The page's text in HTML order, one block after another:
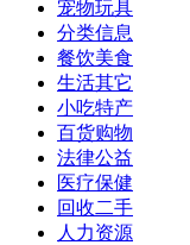
宠物玩具
分类信息
餐饮美食
生活其它
小吃特产
百货购物
法律公益
医疗保健
回收二手
人力资源